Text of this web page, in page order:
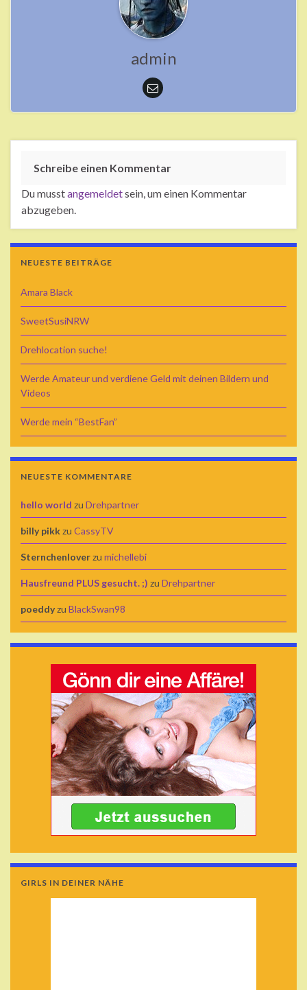
admin
Schreibe einen Kommentar
Du musstangemeldetsein, um einen Kommentar
abzugeben.
NEUESTE BEITRÄGE
Amara Black
SweetSusiNRW
Drehlocation suche!
Werde Amateur und verdiene Geld mit deinen Bildern und
Videos
Werde mein “BestFan”
NEUESTE KOMMENTARE
hello world zu Drehpartner
billy pikkzu CassyTV
Sternchenloverzu michellebi
Hausfreund PLUS gesucht. ;) zu Drehpartner
poeddyzu BlackSwan98
GIRLS IN DEINER NÄHE